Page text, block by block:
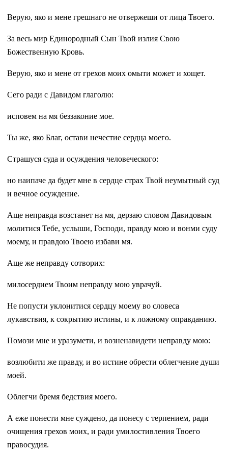
Верую, яко и мене грешнаго не отвержеши от лица Твоего.
За весь мир Единородный Сын Твой излия Свою
Божественную Кровь.
Верую, яко и мене от грехов моих омыти может и хощет.
Сего ради с Давидом глаголю:
исповем на мя беззаконие мое.
Ты же, яко Благ, остави нечестие сердца моего.
Страшуся суда и осуждения человеческого:
но наипаче да будет мне в сердце страх Твой неумытный суд
и вечное осуждение.
Аще неправда возстанет на мя, дерзаю словом Давидовым
молитися Тебе, услыши, Господи, правду мою и вонми суду
моему, и правдою Твоею избави мя.
Аще же неправду сотворих:
милосердием Твоим неправду мою уврачуй.
Не попусти уклонитися сердцу моему во словеса
лукавствия, к сокрытию истины, и к ложному оправданию.
Помози мне и уразумети, и возненавидети неправду мою:
возлюбити же правду, и во истине обрести облегчение души
моей.
Облегчи бремя бедствия моего.
А еже понести мне суждено, да понесу с терпением, ради
очищения грехов моих, и ради умилостивления Твоего
правосудия.